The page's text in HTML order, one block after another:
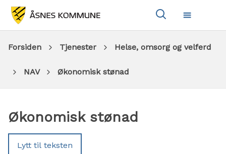
Meny
Du
er
Forsiden Tjenester Helse, omsorg og velferd
NAV Økonomisk stønad
Økonomisk stønad
Lytt til teksten